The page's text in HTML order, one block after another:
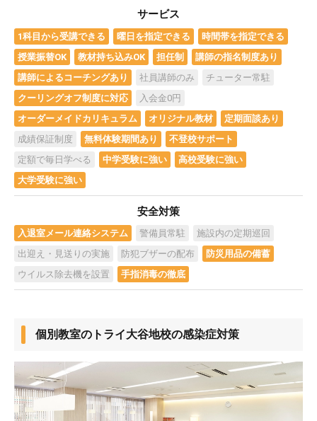
サービス
1科目から受講できる 曜日を指定できる
時間帯を指定できる
授業振替OK
教材持ち込みOK 担任制
講師の指名制度あり
講師によるコーチングあり
社員講師のみ
チューター常駐
クーリングオフ制度に対応
入会金0円
オーダーメイドカリキュラム
オリジナル教材
定期面談あり
成績保証制度
無料体験期間あり
不登校サポート
定額で毎日学べる
中学受験に強い
高校受験に強い
大学受験に強い
安全対策
入退室メール連絡システム 警備員常駐
施設内の定期巡回
出迎え・見送りの実施
防犯ブザーの配布
防災用品の備蓄
ウイルス除去機を設置
手指消毒の徹底
個別教室のトライ大谷地校の感染症対策